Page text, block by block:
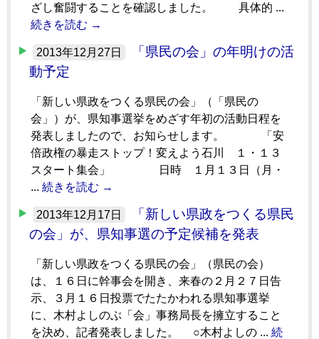
ざし奮闘することを確認しました。 具体的 ...
続きを読む →
2013年12月27日
「県民の会」の年明けの活
動予定
「新しい県政をつくる県民の会」（「県民の
会」）が、県知事選挙をめざす年初の活動日程を
発表しましたので、お知らせします。 「安
倍政権の暴走ストップ！変えよう石川 １・１３
スタート集会」 日時 １月１３日（月・
... 続きを読む →
2013年12月17日
「新しい県政をつくる県民
の会」が、県知事選の予定候補を発表
「新しい県政をつくる県民の会」（県民の会）
は、１６日に幹事会を開き、来春の２月２７日告
示、３月１６日投票でたたかわれる県知事選挙
に、木村よしのぶ「会」事務局長を擁立すること
を決め、記者発表しました。 ○木村よしの ... 続